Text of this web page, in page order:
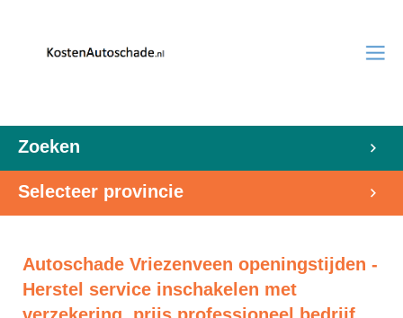
Zoeken
Selecteer provincie
Autoschade Vriezenveen openingstijden -
Herstel service inschakelen met